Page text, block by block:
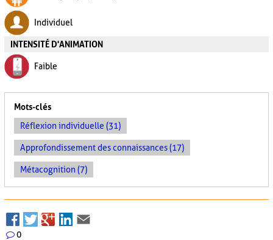
Individuel
INTENSITÉ D'ANIMATION
Faible
Mots-clés
Réflexion individuelle (31)
Approfondissement des connaissances (17)
Métacognition (7)
0